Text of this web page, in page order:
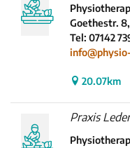
Goethestr.
Tel: 07142
20.07km
Praxis